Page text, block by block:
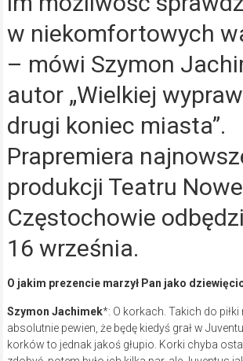
w niekomfortowych
– mówi Szymon
autor „Wielkiej
drugi koniec miasta”.
Prapremiera
produkcji Teatru
Częstochowie
16 września.
O jakim prezencie marzył Pan jako
Szymon Jachimek*: O korkach. Takich do piłki
absolutnie pewien, że będę kiedyś grał w
korków to jednak jakoś głupio. Korki chyba